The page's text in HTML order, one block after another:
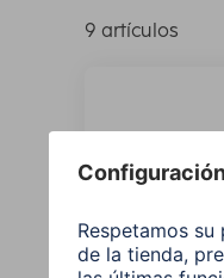
9 artículos